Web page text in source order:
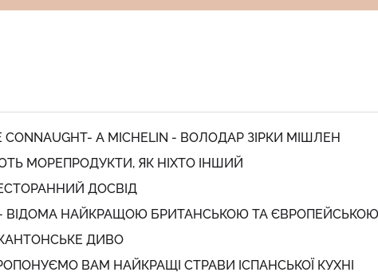
CONNAUGHT- A MICHELIN - ВОЛОДАР ЗІРКИ МІШЛЕН
МОРЕПРОДУКТИ, ЯК НІХТО ІНШИЙ
ДОСВІД
- ВІДОМА НАЙКРАЩОЮ БРИТАНСЬКОЮ ТА
КАНТОНСЬКЕ ДИВО
ВАМ НАЙКРАЩІ СТРАВИ ІСПАНСЬКОЇ КУХНІ